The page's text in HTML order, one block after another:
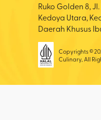
Ruko Golden 8, Jl.
Kedoya Utara,
Daerah Khusus
Copyrights ©
Culinary, All